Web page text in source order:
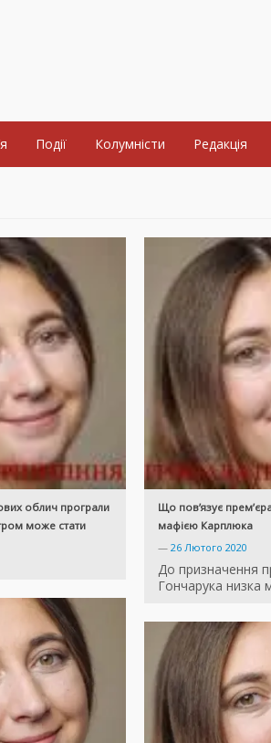
Події Колумністи Редакція
облич програли
може стати
Що пов’язує
мафією Карплюка
— 26 Лютого 2020
До призначення
Гончарука низка